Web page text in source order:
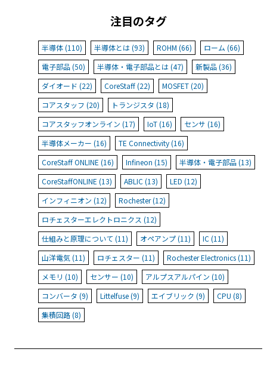
注目のタグ
半導体 (110) 半導体とは (93) ROHM (66)
ローム (66)
電子部品 (50)
半導体・電子部品とは (47)
新製品 (36)
ダイオード (22)
CoreStaff (22)
MOSFET (20)
コアスタッフ (20)
トランジスタ (18)
コアスタッフオンライン (17)
IoT (16)
センサ (16)
半導体メーカー (16)
TE Connectivity (16)
CoreStaff ONLINE (16)
Infineon (15)
半導体・電子部品 (13)
CoreStaffONLINE (13)
ABLIC (13)
LED (12)
インフィニオン (12)
Rochester (12)
ロチェスターエレクトロニクス (12)
仕組みと原理について (11)
オペアンプ (11)
IC (11)
山洋電気 (11)
ロチェスター (11)
Rochester Electronics (11)
メモリ (10)
センサー (10)
アルプスアルパイン (10)
コンバータ (9)
Littelfuse (9) エイブリック (9)
CPU (8)
集積回路 (8)